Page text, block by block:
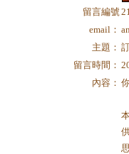
留言編號
email：
主題：
留言時間：
內容：